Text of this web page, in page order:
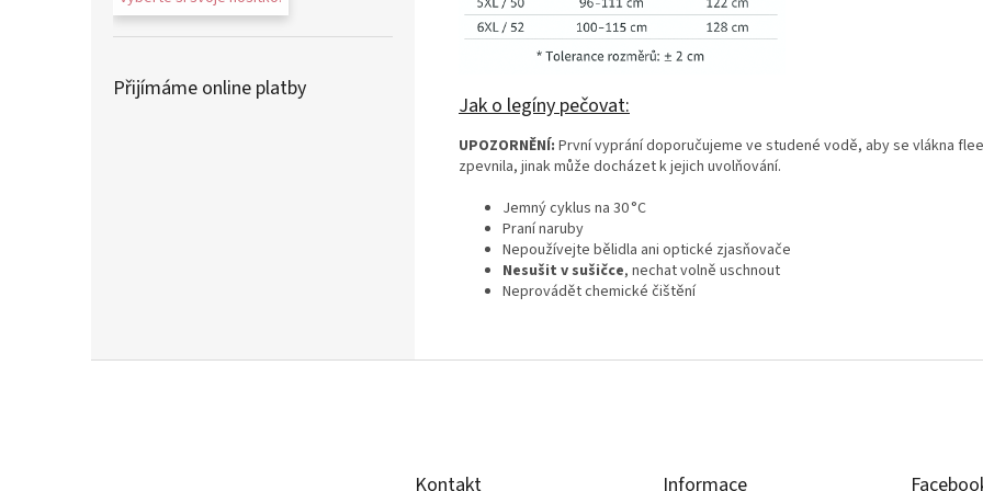
Přijímáme online platby
Jak o legíny pečovat:
UPOZORNĚNÍ: První vyprání doporučujeme ve studené vodě, aby se vlákna
zpevnila, jinak může docházet k jejich uvolňování.
Jemný cyklus na 30 °C
Praní naruby
Nepoužívejte bělidla ani optické zjasňovače
Nesušit v sušičce, nechat volně uschnout
Neprovádět chemické čištění
Kontakt Informace